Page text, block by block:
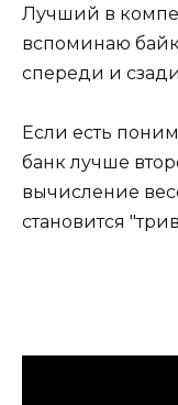
Лучший в компе
вспоминаю
спереди и
Если есть
банк лучше
вычисление
становится